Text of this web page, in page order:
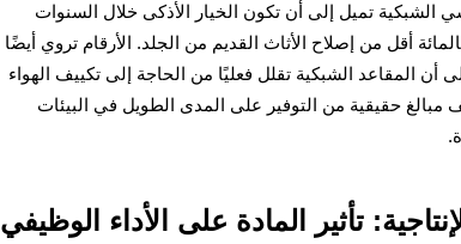
الشبكية تميل إلى أن تكون الخيار الأذكى خلال السنوات
الأولى، حيث تبلغ تكاليف استبدال واحدة حوالي 22 بالمائة أقل من إصلاح الأثاث القديم من الجلد. الأرقام تروي أيضًا
المقاعد الشبكية تقلل فعليًا من الحاجة إلى تكييف الهواء
يضيف مبالغ حقيقية من التوفير على المدى الطويل في البيئات
تأثير المادة على الأداء الوظيفي